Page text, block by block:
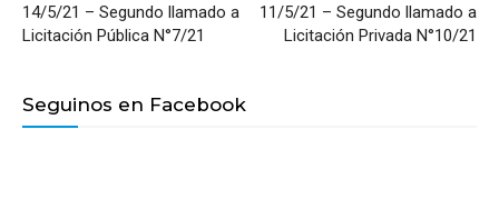
14/5/21 – Segundo llamado a
Licitación Pública N°7/21
11/5/21 – Segundo llamado a
Licitación Privada N°10/21
Seguinos en Facebook